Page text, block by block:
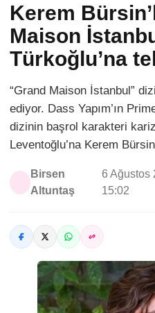
Kerem
Maison
Türkoğlu’na
“Grand Maison İstanbul”
ediyor. Dass Yapım’ın
dizinin başrol karakteri
Leventoğlu’na Kerem
Birsen
Altuntaş
6 Ağustos
15:02